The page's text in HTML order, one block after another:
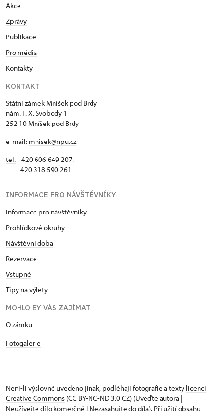
Akce
Zprávy
Publikace
Pro média
Kontakty
KONTAKT
Státní zámek Mníšek pod Brdy
nám. F. X. Svobody 1
252 10 Mníšek pod Brdy
e-mail: mnisek@npu.cz
tel.+420 606 649 207,
+420 318 590 261
INFORMACE PRO NÁVŠTĚVNÍKY
Informace pro návštěvníky
Prohlídkové okruhy
Návštěvní doba
Rezervace
Vstupné
Tipy na výlety
MOHLO BY VÁS ZAJÍMAT
O zámku
Fotogalerie
Není-li výslovně uvedeno jinak, podléhají fotografie a texty licenci
Creative Commons (CC BY-NC-ND 3.0 CZ) (Uveďte autora |
Neužívejte dílo komerčně | Nezasahujte do díla). Při užití obsahu